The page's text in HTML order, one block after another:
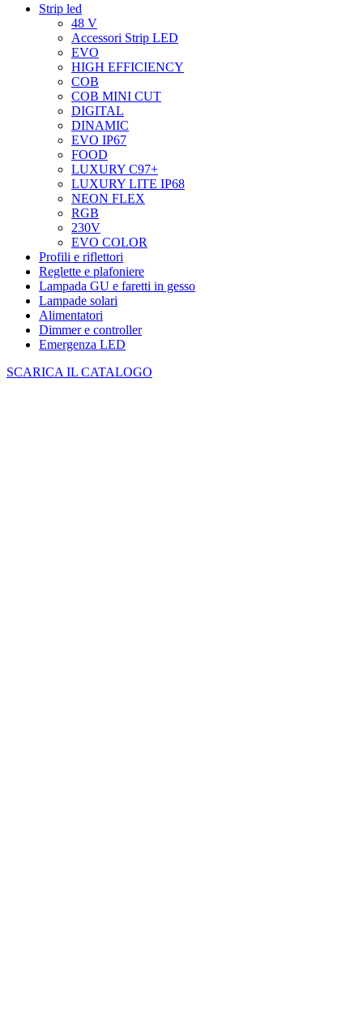
Strip led
48 V
Accessori Strip LED
EVO
HIGH EFFICIENCY
COB
COB MINI CUT
DIGITAL
DINAMIC
EVO IP67
FOOD
LUXURY C97+
LUXURY LITE IP68
NEON FLEX
RGB
230V
EVO COLOR
Profili e riflettori
Reglette e plafoniere
Lampada GU e faretti in gesso
Lampade solari
Alimentatori
Dimmer e controller
Emergenza LED
SCARICA IL CATALOGO